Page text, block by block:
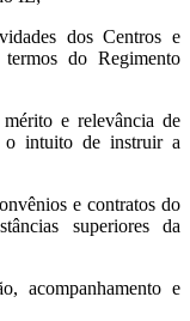
dos Centros e
termos do Regimento
e relevância de
o intuito de instruir a
e contratos do
superiores da
acompanhamento e